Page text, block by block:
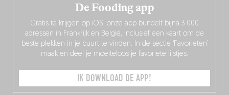
De Fooding app
Gratis te krijgen op iOS: onze app bundelt bijna 3.000
adressen in Frankrijk en België, inclusief een kaart om de
beste plekken in je buurt te vinden. In de sectie ‘Favorieten’
maak en deel je moeiteloos je favoriete lijstjes.
IK DOWNLOAD DE APP!